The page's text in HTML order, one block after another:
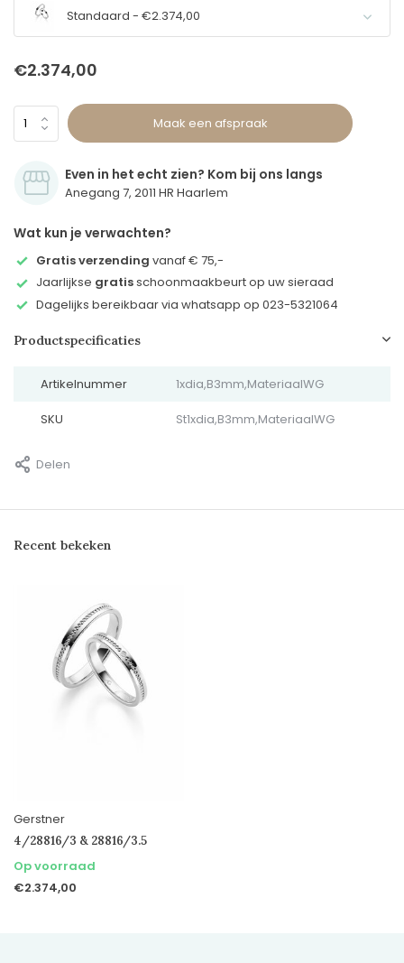
Standaard - €2.374,00
€2.374,00
Maak een afspraak
Even in het echt zien? Kom bij ons langs
Anegang 7, 2011 HR Haarlem
Wat kun je verwachten?
Gratis verzending vanaf € 75,-
Jaarlijkse gratisschoonmaakbeurt op uw sieraad
Dagelijks bereikbaar via whatsapp op 023-5321064
Productspecificaties
Artikelnummer 1xdia,B3mm,MateriaalWG
SKU St1xdia,B3mm,MateriaalWG
Delen
Recent bekeken
Gerstner
4/28816/3 & 28816/3.5
Op voorraad
€2.374,00